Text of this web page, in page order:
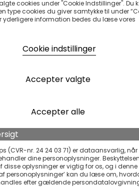
cookies under "Cookie Indstillinger". Du
type cookies du giver samtykke til under
yderligere information bedes du læse vores
Cookie indstillinger
Accepter valgte
Accepter alle
(CVR-nr. 24 24 03 71) er dataansvarlig, når
dine personoplysninger.
oplysninger er vigtig for os, og i denne
personoplysninger’ kan du læse om,
efter gældende